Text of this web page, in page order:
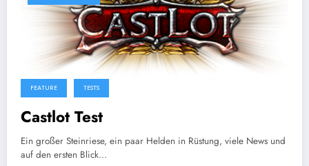
FEATURE TESTS
Castlot Test
Ein großer Steinriese, ein paar Helden in Rüstung, viele News und
auf den ersten Blick…